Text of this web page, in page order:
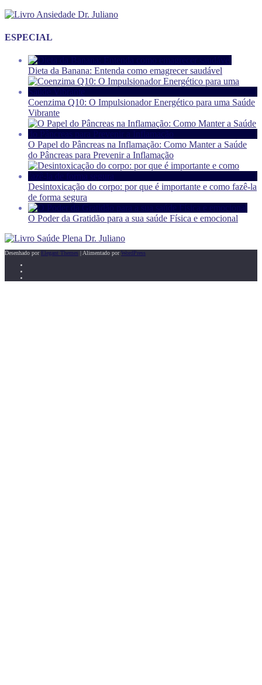
ESPECIAL
Dieta da Banana: Entenda como emagrecer saudável
Coenzima Q10: O Impulsionador Energético para uma Saúde
Vibrante
O Papel do Pâncreas na Inflamação: Como Manter a Saúde
do Pâncreas para Prevenir a Inflamação
Desintoxicação do corpo: por que é importante e como fazê-la
de forma segura
O Poder da Gratidão para a sua saúde Física e emocional
Desenhado por Elegant Themes | Alimentado porWordPress